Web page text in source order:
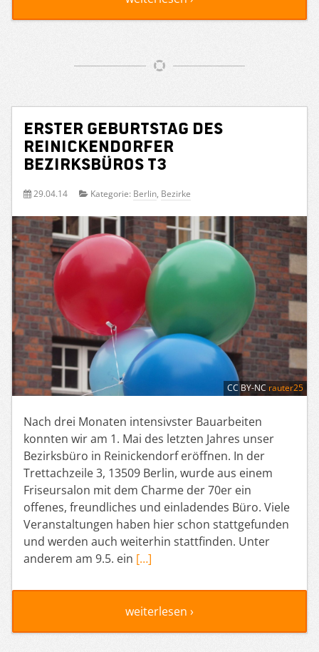
Erster Geburtstag des
Reinickendorfer
Bezirksbüros T3
29.04.14 Kategorie: Berlin, Bezirke
CC BY-NC rauter25
Nach drei Monaten intensivster Bauarbeiten
konnten wir am 1. Mai des letzten Jahres unser
Bezirksbüro in Reinickendorf eröffnen. In der
Trettachzeile 3, 13509 Berlin, wurde aus einem
Friseursalon mit dem Charme der 70er ein
offenes, freundliches und einladendes Büro. Viele
Veranstaltungen haben hier schon stattgefunden
und werden auch weiterhin stattfinden. Unter
anderem am 9.5. ein […]
weiterlesen ›